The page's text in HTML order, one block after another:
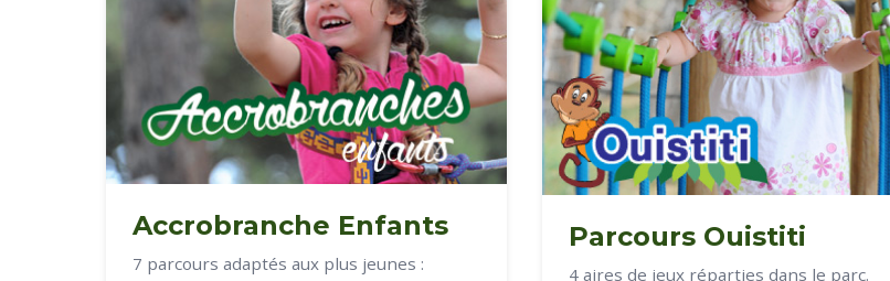
Accrobranche Enfants
7 parcours adaptés aux plus jeunes :
Parcours Ouistiti
4 aires de jeux réparties dans le parc.